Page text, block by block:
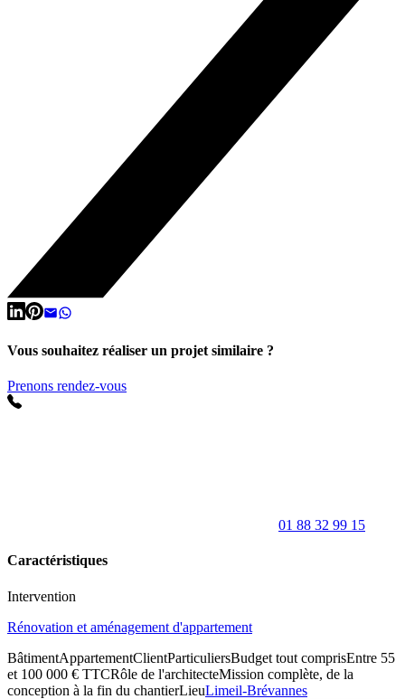
Vous souhaitez réaliser un projet similaire ?
Prenons rendez-vous
01 88 32 99 15
Caractéristiques
Intervention
Rénovation et aménagement d'appartement
BâtimentAppartementClientParticuliersBudget tout comprisEntre 55
et 100 000 € TTCRôle de l'architecteMission complète, de la
conception à la fin du chantierLieuLimeil-Brévannes